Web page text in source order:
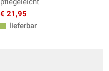
pflegeleicht
€ 21,95
lieferbar